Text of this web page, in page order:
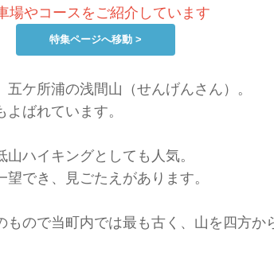
場やコースをご紹介しています
特集ページへ移動 >
ケ所浦の浅間山（せんげんさん）。
ばれています。
ハイキングとしても人気。
でき、見ごたえがあります。
もので当町内では最も古く、山を四方